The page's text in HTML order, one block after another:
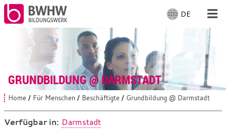
S
p
r
a
c
h
e
a
DE
GRUNDBILDUNG @ DARMSTADT
Für Menschen
Für Unternehmen
Von uns
Vor Ort
S
i
e
s
Home Für Menschen Beschäftigte Grundbildung @ Darmstadt
Verfügbar in: Darmstadt